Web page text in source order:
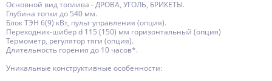
Основной вид топлива - ДРОВА, УГОЛЬ, БРИКЕТЫ.
Глубина топки до 540 мм.
Блок ТЭН 6(9) кВт, пульт управления (опция).
Переходник-шибер d 115 (150) мм горизонтальный (опция)
Термометр, регулятор тяги (опция).
Длительность горения до 10 часов*.
Уникальные конструктивные особенности: